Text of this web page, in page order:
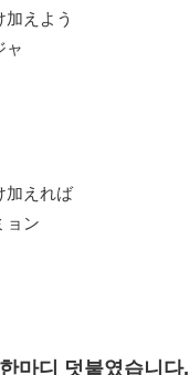
加えよう
ャ
加えれば
ョン
마디 덧붙였습니다.